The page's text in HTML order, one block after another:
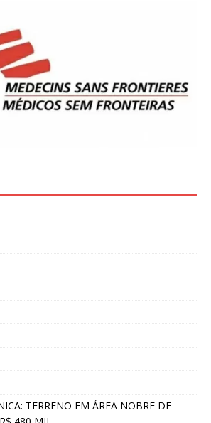
TERRENO EM ÁREA NOBRE DE